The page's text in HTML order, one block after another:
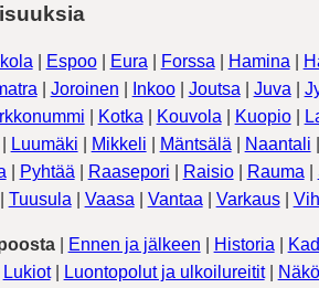
Espoo| Eura Forssa Hamina
Joroinen Inkoo| Joutsa Juva
Kotka Kouvola Kuopio|
Luumäki Mikkeli Mäntsälä Naantali
Pyhtää Raasepori Raisio| Rauma
Tuusula Vaasa Vantaa Varkaus|
| Ennen ja jälkeen Historia
Lukiot| Luontopolut ja ulkoilureitit|